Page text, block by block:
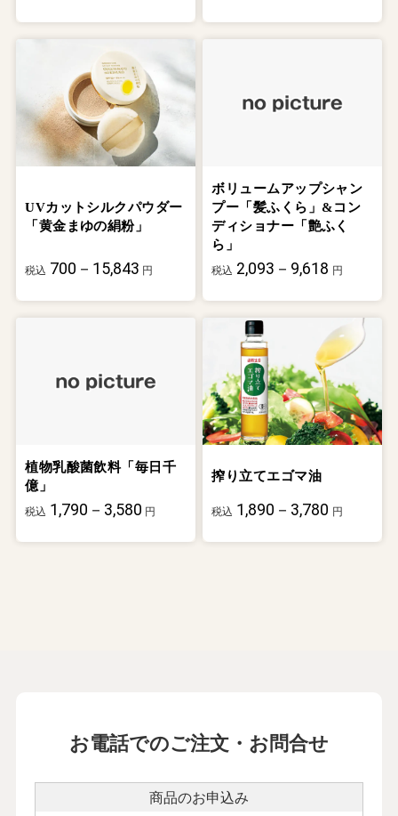
UVカットシルクパウダー
「黄金まゆの絹粉」
税込 700－15,843 円
ボリュームアップシャン
プー「髪ふくら」&コン
ディショナー「艶ふく
ら」
税込 2,093－9,618 円
植物乳酸菌飲料「毎日千
億」
税込 1,790－3,580 円
搾り立てエゴマ油
税込 1,890－3,780 円
お電話でのご注文・お問合せ
商品のお申込み